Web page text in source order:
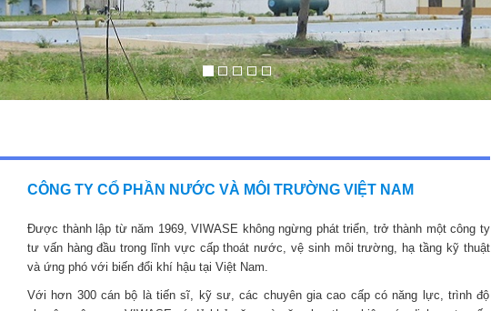
CÔNG TY CỔ PHẦN NƯỚC VÀ MÔI TRƯỜNG VIỆT NAM
Được thành lập từ năm 1969, VIWASE không ngừng phát triển, trở thành một công ty
tư vấn hàng đầu trong lĩnh vực cấp thoát nước, vệ sinh môi trường, hạ tầng kỹ thuật
và ứng phó với biến đổi khí hậu tại Việt Nam.
Với hơn 300 cán bộ là tiến sĩ, kỹ sư, các chuyên gia cao cấp có năng lực, trình độ